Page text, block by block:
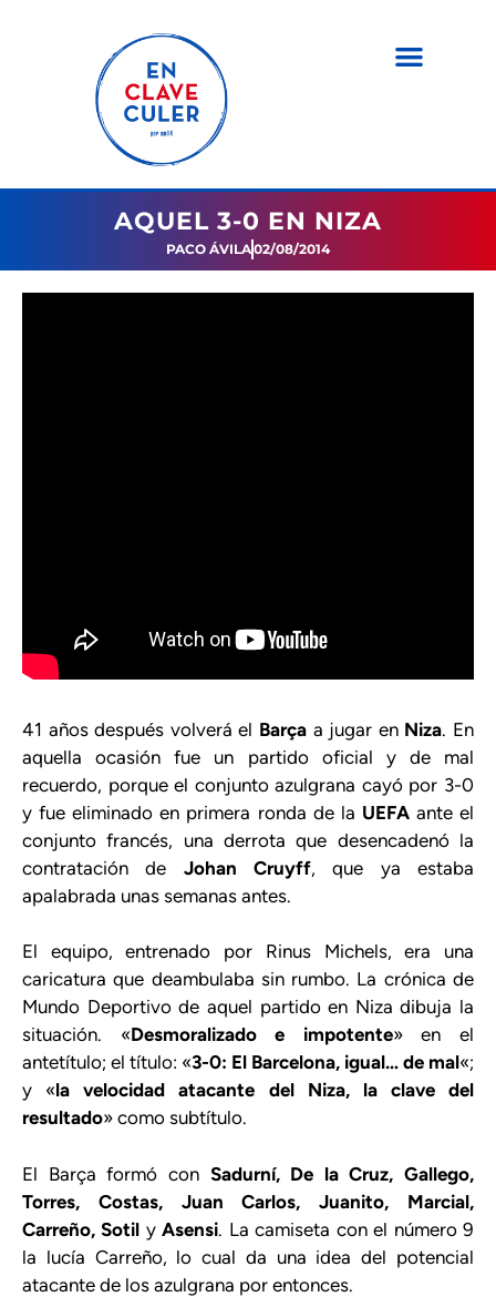
AQUEL 3-0 EN NIZA
PACO ÁVILA02/08/2014
41 años después volverá el Barça a jugar en Niza. En
aquella ocasión fue un partido oficial y de mal
recuerdo, porque el conjunto azulgrana cayó por 3-0
y fue eliminado en primera ronda de la UEFAante el
conjunto francés, una derrota que desencadenó la
contratación de Johan Cruyff, que ya estaba
apalabrada unas semanas antes.
El equipo, entrenado por Rinus Michels, era una
caricatura que deambulaba sin rumbo. La crónica de
Mundo Deportivo de aquel partido en Niza dibuja la
situación. «Desmoralizado e impotente» en el
antetítulo; el título: «3-0: El Barcelona, igual… de mal«;
y «la velocidad atacante del Niza, la clave del
resultado» como subtítulo.
El Barça formó con Sadurní, De la Cruz, Gallego,
Torres, Costas, Juan Carlos, Juanito, Marcial,
Carreño, Sotil yAsensi. La camiseta con el número 9
la lucía Carreño, lo cual da una idea del potencial
atacante de los azulgrana por entonces.